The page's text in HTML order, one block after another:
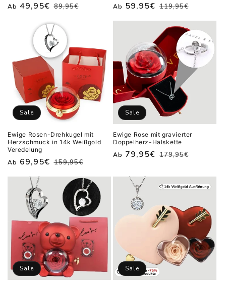
Normaler
89,95€
Verkaufspreis
Ab 49,95€
Normaler
Preis
119,95€
Verkaufspreis
Ab 59,95€
Sale
Ewige Rosen-Drehkugel mit
Herzschmuck in 14k Weißgold
Veredelung
Normaler
Preis
159,95€
Verkaufspreis
Ab 69,95€
Sale
Ewige Rose mit gravierter
Doppelherz-Halskette
Normaler
179,95€
Verkaufspreis
Ab 79,95€
Sale Sale